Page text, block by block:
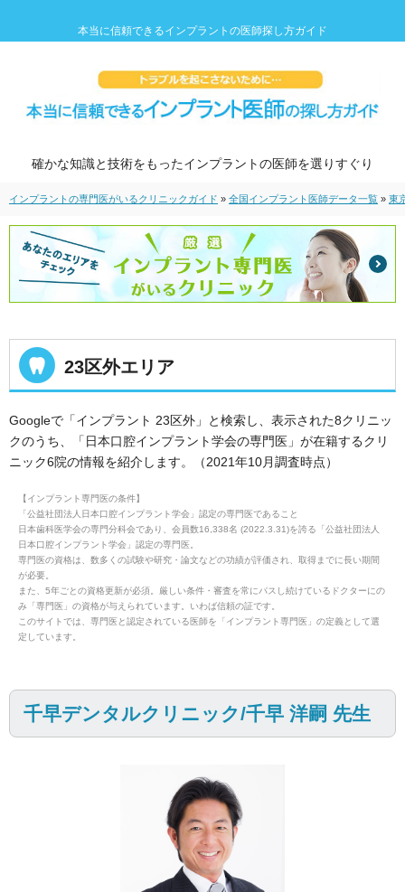
本当に信頼できるインプラントの医師探し方ガイド
確かな知識と技術をもったインプラントの医師を選りすぐり
インプラントの専門医がいるクリニックガイド » 全国インプラント医師データ一覧 » 東
23区外エリア
Googleで「インプラント 23区外」と検索し、表示された8クリニッ
クのうち、「日本口腔インプラント学会の専門医」が在籍するクリ
ニック6院の情報を紹介します。（2021年10月調査時点）
【インプラント専門医の条件】
「公益社団法人日本口腔インプラント学会」認定の専門医であること
日本歯科医学会の専門分科会であり、会員数16,338名 (2022.3.31)を誇る「公益社団法人
日本口腔インプラント学会」認定の専門医。
専門医の資格は、数多くの試験や研究・論文などの功績が評価され、取得までに長い期間
が必要。
また、5年ごとの資格更新が必須。厳しい条件・審査を常にパスし続けているドクターにの
み「専門医」の資格が与えられています。いわば信頼の証です。
このサイトでは、専門医と認定されている医師を「インプラント専門医」の定義として選
定しています。
千早デンタルクリニック/千早 洋嗣 先生